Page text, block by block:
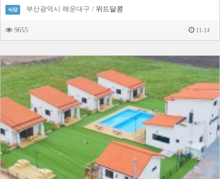
식당 부산광역시 해운대구 / 위드달콩
9655 11-14